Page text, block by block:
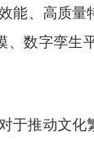
、高质
数字孪生
推动文化